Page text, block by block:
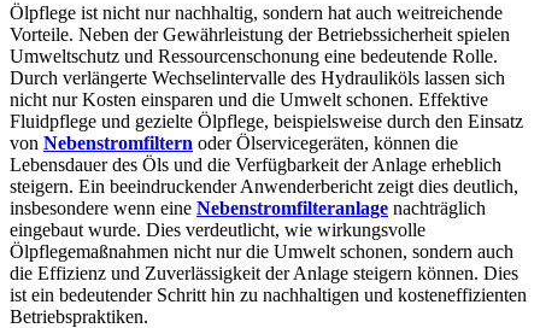
Ölpflege ist nicht nur nachhaltig, sondern hat auch weitreichende
Vorteile. Neben der Gewährleistung der Betriebssicherheit spielen
Umweltschutz und Ressourcenschonung eine bedeutende Rolle.
Durch verlängerte Wechselintervalle des Hydrauliköls lassen sich
nicht nur Kosten einsparen und die Umwelt schonen. Effektive
Fluidpflege und gezielte Ölpflege, beispielsweise durch den Einsatz
von Nebenstromfiltern oder Ölservicegeräten, können die
Lebensdauer des Öls und die Verfügbarkeit der Anlage erheblich
steigern. Ein beeindruckender Anwenderbericht zeigt dies deutlich,
insbesondere wenn eine Nebenstromfilteranlage nachträglich
eingebaut wurde. Dies verdeutlicht, wie wirkungsvolle
Ölpflegemaßnahmen nicht nur die Umwelt schonen, sondern auch
die Effizienz und Zuverlässigkeit der Anlage steigern können. Dies
ist ein bedeutender Schritt hin zu nachhaltigen und kosteneffizienten
Betriebspraktiken.